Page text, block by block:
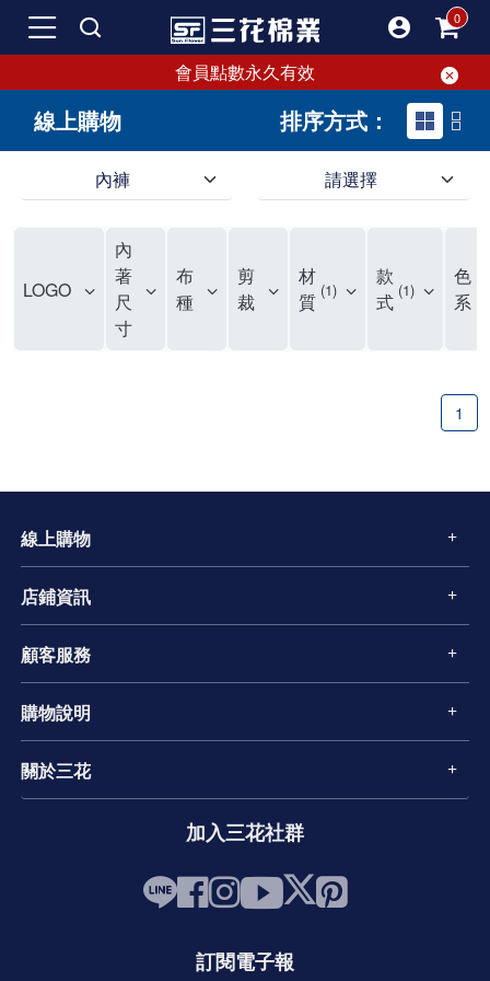
會員點數永久有效
線上購物 排序方式：
內褲 請選擇
LOGO
內
著
尺
寸
布
種
剪
裁
材
質 1
款
式 1
色
系
1
線上購物
店鋪資訊
顧客服務
購物說明
關於三花
加入三花社群
訂閱電子報